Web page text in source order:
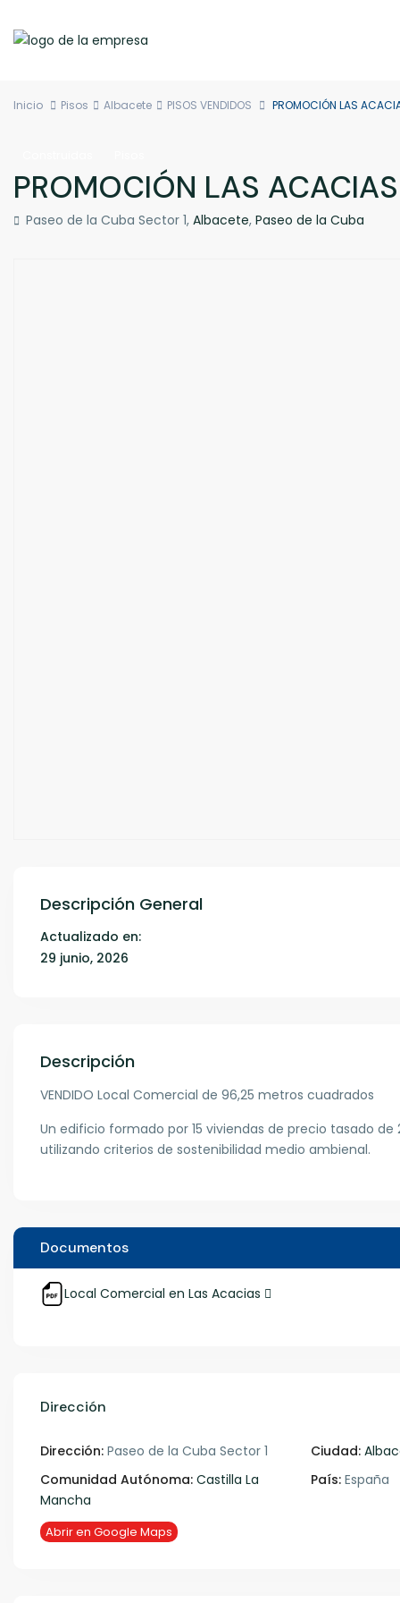
Inicio Pisos Albacete PISOS VENDIDOS PROMOCIÓN LAS
PROMOCIÓN LAS ACACIAS
Paseo de la Cuba Sector 1, Albacete, Paseo de la Cuba
Descripción General
Actualizado en:
29 junio, 2026
Descripción
VENDIDO Local Comercial de 96,25 metros cuadrados
Un edificio formado por 15 viviendas de precio tasado
utilizando criterios de sostenibilidad medio ambienal.
Documentos
Local Comercial en Las Acacias
Dirección
Dirección: Paseo de la Cuba Sector 1 Ciudad:
Comunidad Autónoma: Castilla La
Mancha
País: España
Abrir en Google Maps